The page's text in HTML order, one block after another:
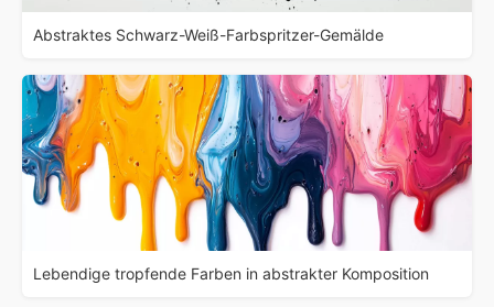
Abstraktes Schwarz-Weiß-Farbspritzer-Gemälde
Lebendige tropfende Farben in abstrakter Komposition